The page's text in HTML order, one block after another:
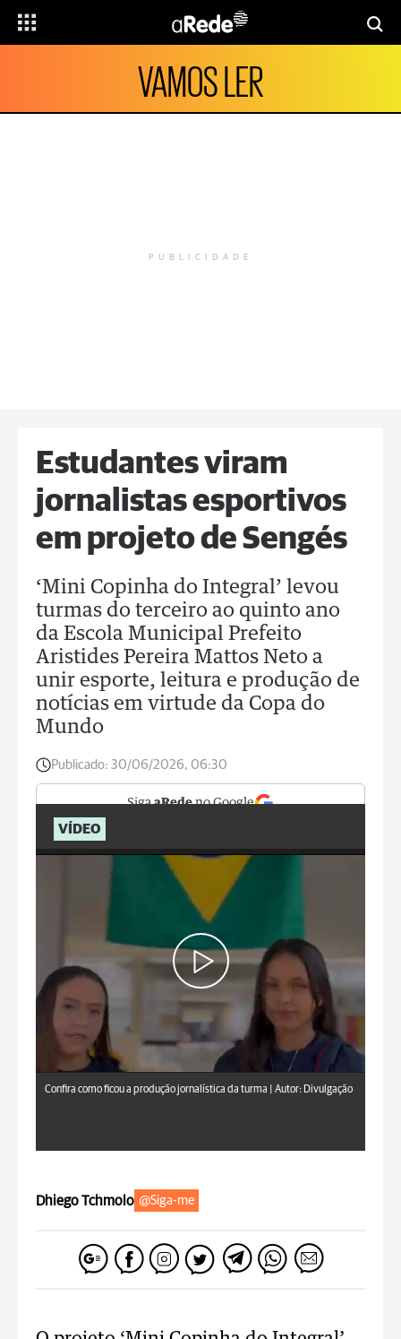
VAMOS LER
PUBLICIDADE
Estudantes viram
jornalistas esportivos
em projeto de Sengés
‘Mini Copinha do Integral’ levou
turmas do terceiro ao quinto ano
da Escola Municipal Prefeito
Aristides Pereira Mattos Neto a
unir esporte, leitura e produção de
notícias em virtude da Copa do
Mundo
Publicado: 30/06/2026, 06:30
SigaaRedeno Google
VÍDEO
Confira como ficou a produção jornalística da turma | Autor: Divulgação
Dhiego Tchmolo @Siga-me